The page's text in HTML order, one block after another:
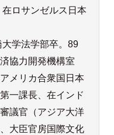
ロサンゼルス日本
学法学部卒。89
協力開発機構室
メリカ合衆国日本
一課長、在インド
議官（アジア大洋
大臣官房国際文化